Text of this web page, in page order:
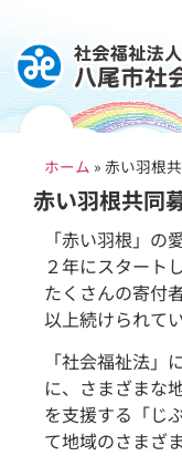
ホーム » 赤い羽根
赤い羽根共同
「赤い羽根」の
２年にスタート
たくさんの寄付
以上続けられて
「社会福祉法
に、さまざまな
を支援する「じ
て地域のさまざ